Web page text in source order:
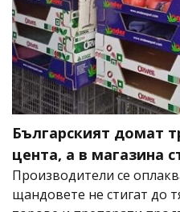
Българският домат
цента, а в магазина
Производители се
щандовете не стигат до